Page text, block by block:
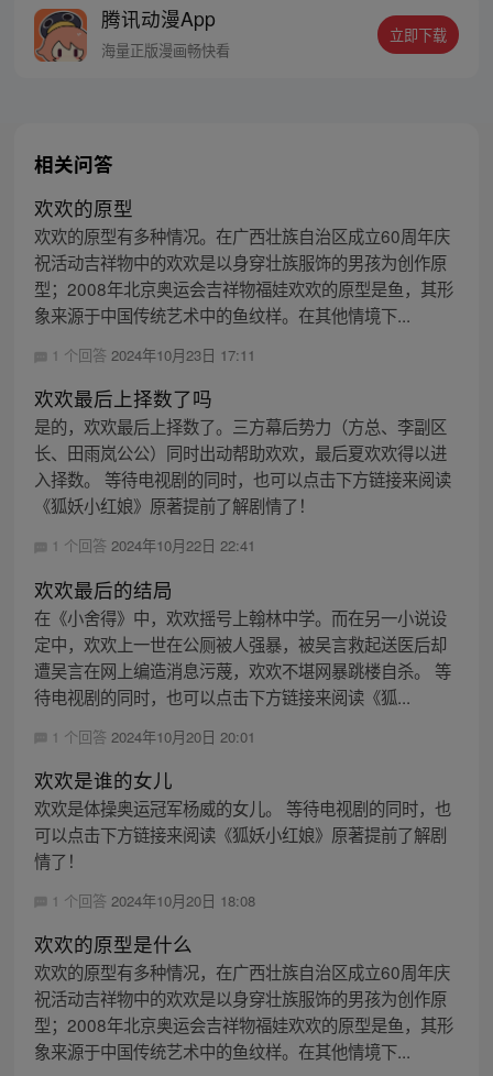
腾讯动漫App
海量正版漫画畅快看
立即下载
相关问答
欢欢的原型
欢欢的原型有多种情况。在广西壮族自治区成立60周年庆
祝活动吉祥物中的欢欢是以身穿壮族服饰的男孩为创作原
型；2008年北京奥运会吉祥物福娃欢欢的原型是鱼，其形
象来源于中国传统艺术中的鱼纹样。在其他情境下...
1 个回答 2024年10月23日 17:11
欢欢最后上择数了吗
是的，欢欢最后上择数了。三方幕后势力（方总、李副区
长、田雨岚公公）同时出动帮助欢欢，最后夏欢欢得以进
入择数。 等待电视剧的同时，也可以点击下方链接来阅读
《狐妖小红娘》原著提前了解剧情了！
1 个回答 2024年10月22日 22:41
欢欢最后的结局
在《小舍得》中，欢欢摇号上翰林中学。而在另一小说设
定中，欢欢上一世在公厕被人强暴，被吴言救起送医后却
遭吴言在网上编造消息污蔑，欢欢不堪网暴跳楼自杀。 等
待电视剧的同时，也可以点击下方链接来阅读《狐...
1 个回答 2024年10月20日 20:01
欢欢是谁的女儿
欢欢是体操奥运冠军杨威的女儿。 等待电视剧的同时，也
可以点击下方链接来阅读《狐妖小红娘》原著提前了解剧
情了！
1 个回答 2024年10月20日 18:08
欢欢的原型是什么
欢欢的原型有多种情况，在广西壮族自治区成立60周年庆
祝活动吉祥物中的欢欢是以身穿壮族服饰的男孩为创作原
型；2008年北京奥运会吉祥物福娃欢欢的原型是鱼，其形
象来源于中国传统艺术中的鱼纹样。在其他情境下...